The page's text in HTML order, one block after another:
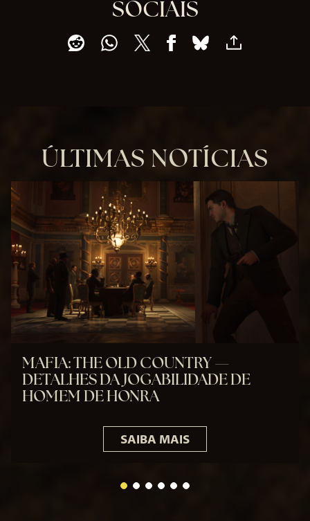
SOCIAIS
ÚLTIMAS NOTÍCIAS
MAFIA: THE OLD COUNTRY —
DETALHES DA JOGABILIDADE DE
HOMEM DE HONRA
SAIBA MAIS